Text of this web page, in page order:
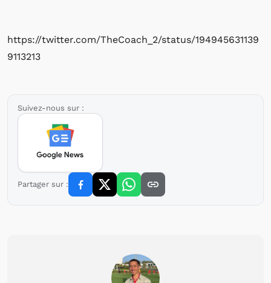
https://twitter.com/TheCoach_2/status/194945631139
9113213
Suivez-nous sur :
Partager sur :